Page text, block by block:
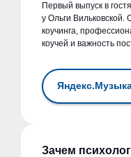
Первый выпуск в
у Ольги
коучинга,
коучей и важность
Зачем